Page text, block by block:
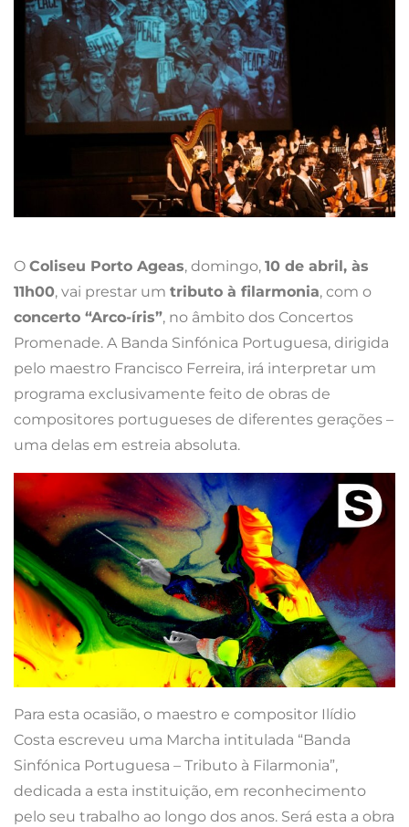
O Coliseu Porto Ageas, domingo, 10 de abril, às
11h00, vai prestar um tributo à filarmonia, com o
concerto “Arco-íris”, no âmbito dos Concertos
Promenade. A Banda Sinfónica Portuguesa, dirigida
pelo maestro Francisco Ferreira, irá interpretar um
programa exclusivamente feito de obras de
compositores portugueses de diferentes gerações –
uma delas em estreia absoluta.
Para esta ocasião, o maestro e compositor Ilídio
Costa escreveu uma Marcha intitulada “Banda
Sinfónica Portuguesa – Tributo à Filarmonia”,
dedicada a esta instituição, em reconhecimento
pelo seu trabalho ao longo dos anos. Será esta a obra